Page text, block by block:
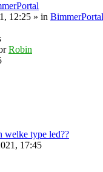
12:25 » in
Robin
welke type led??
17:45